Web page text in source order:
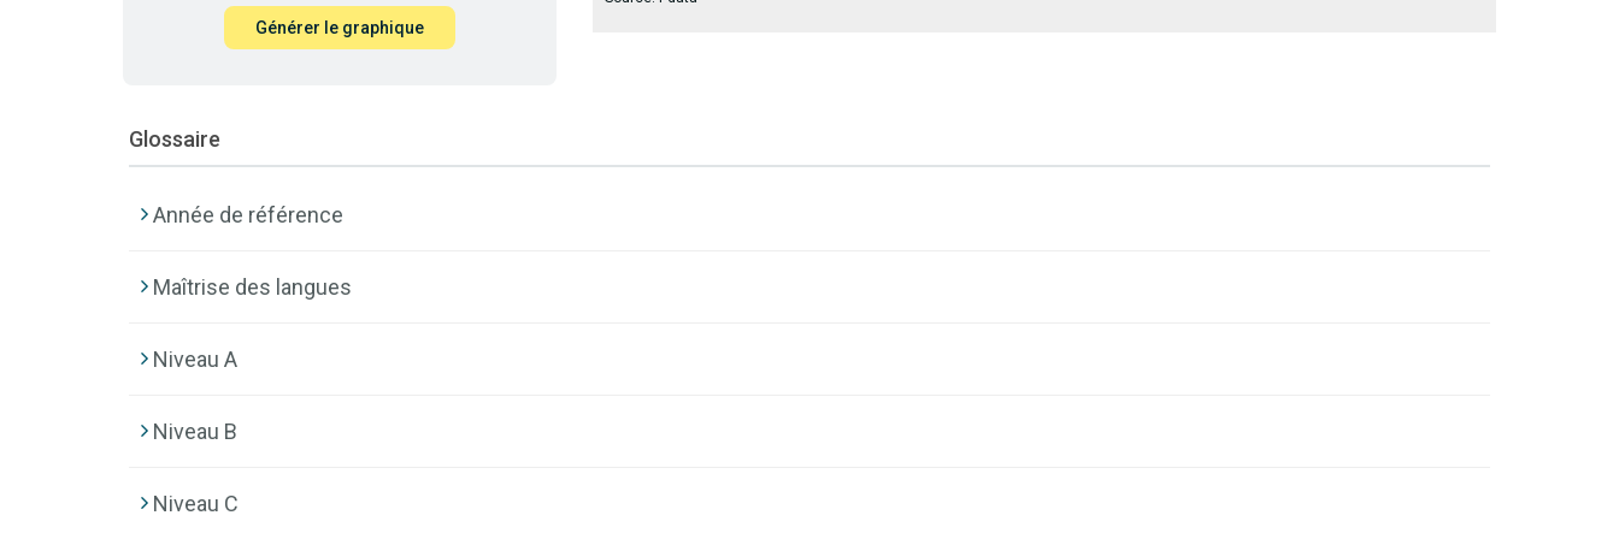
Générer le graphique
Glossaire
Année de référence
Maîtrise des langues
Niveau A
Niveau B
Niveau C